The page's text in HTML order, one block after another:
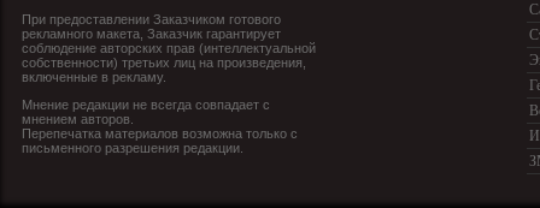
При предоставлении Заказчиком готового
рекламного макета, Заказчик гарантирует
соблюдение авторских прав (интеллектуальной
собственности) третьих лиц на произведения,
включенные в рекламу.
Мнение редакции не всегда совпадает с
мнением авторов.
Перепечатка материалов возможна только с
письменного разрешения редакции.